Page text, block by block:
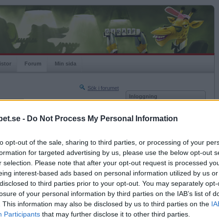
- Do Not Process My Personal Information
opt-out of the sale, sharing to third parties, or processing of your
for targeted advertising by us, please use the below opt-out
selection. Please note that after your opt-out request is processed
interest-based ads based on personal information utilized by us
to third parties prior to your opt-out. You may separately
of your personal information by third parties on the IAB’s list of
This information may also be disclosed by us to third parties on the
Participants that may further disclose it to other third parties.
Forum Min sida
Sök i forumet
Nästa sida »
2008-08-25 14:04
skivor
2008-08-25 14:16
Inloggning
Kom ihåg mig
Glömt ditt lösenord?
Få ny aktiveringslänk
Betapet är gratis!